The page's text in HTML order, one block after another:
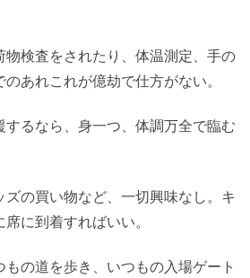
物検査をされたり、体温測定、手の
あれこれが億劫で仕方がない。
るなら、身一つ、体調万全で臨む
の買い物など、一切興味なし。キ
に到着すればいい。
の道を歩き、いつもの入場ゲート